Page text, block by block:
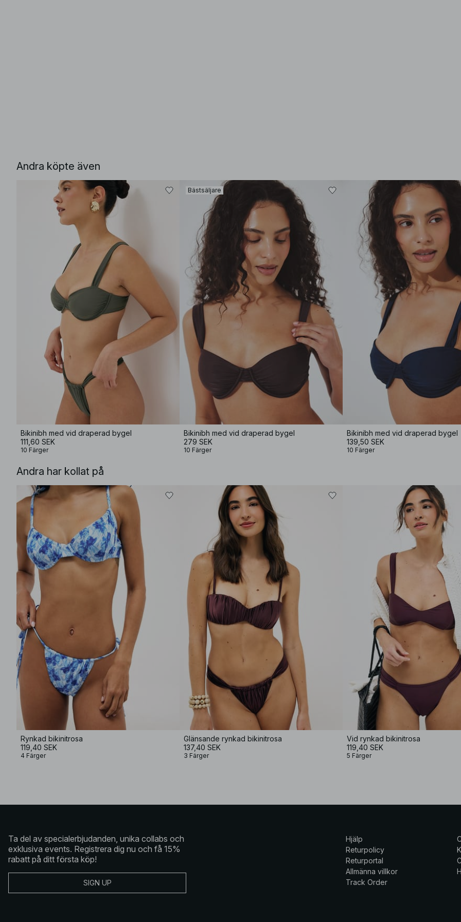
Andra köpte även
Bikinibh med vid draperad bygel
111,60 SEK
10 Färger
Bästsäljare
Bikinibh med vid draperad bygel
279 SEK
10 Färger
Bikinibh med vid draperad bygel
139,50 SEK
10 Färger
Andra har kollat på
Rynkad bikinitrosa
119,40 SEK
4 Färger
Glänsande rynkad bikinitrosa
137,40 SEK
3 Färger
Vid rynkad bikinitrosa
119,40 SEK
5 Färger
Ta del av specialerbjudanden, unika collabs och
exklusiva events. Registrera dig nu och få 15%
rabatt på ditt första köp!
SIGN UP
Hjälp
Returpolicy
Returportal
Allmänna villkor
Track Order